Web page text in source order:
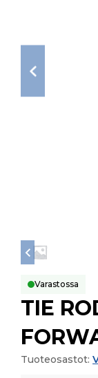
Varastossa
TIE
Tuoteosastot: